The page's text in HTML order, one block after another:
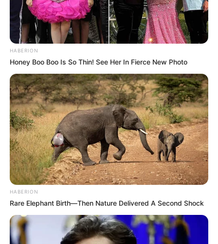
Pinterest
HABERION
Honey Boo Boo Is So Thin! See Her In Fierce New Photo
HABERION
Rare Elephant Birth—Then Nature Delivered A Second Shock